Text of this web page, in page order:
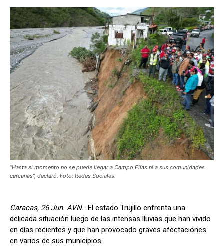
“Hasta el momento no se puede llegar a Campo Elías ni a sus comunidades
cercanas”, declaró. Foto: Redes Sociales.
Caracas, 26 Jun. AVN.-El estado Trujillo enfrenta una
delicada situación luego de las intensas lluvias que han vivido
en días recientes y que han provocado graves afectaciones
en varios de sus municipios.